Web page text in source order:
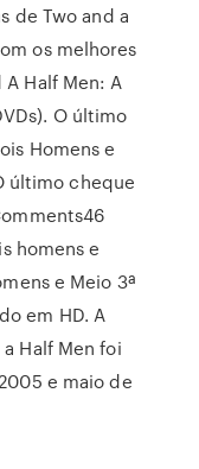
de Two and a
os melhores
Half Men: A
O último
Homens e
último cheque
homens e
e Meio 3ª
em HD. A
Half Men foi
e maio de